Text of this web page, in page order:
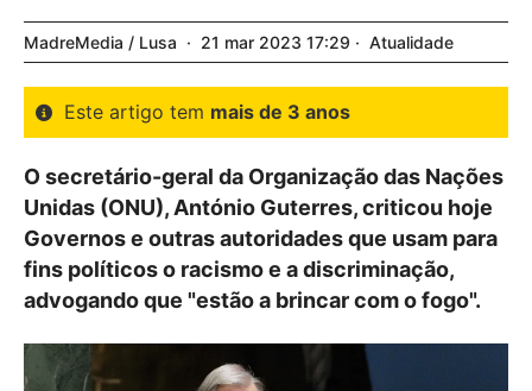
MadreMedia / Lusa 21 mar 2023 17:29 Atualidade
Este artigo tem mais de 3 anos
O secretário-geral da Organização das Nações
Unidas (ONU), António Guterres, criticou hoje
Governos e outras autoridades que usam para
fins políticos o racismo e a discriminação,
advogando que "estão a brincar com o fogo".